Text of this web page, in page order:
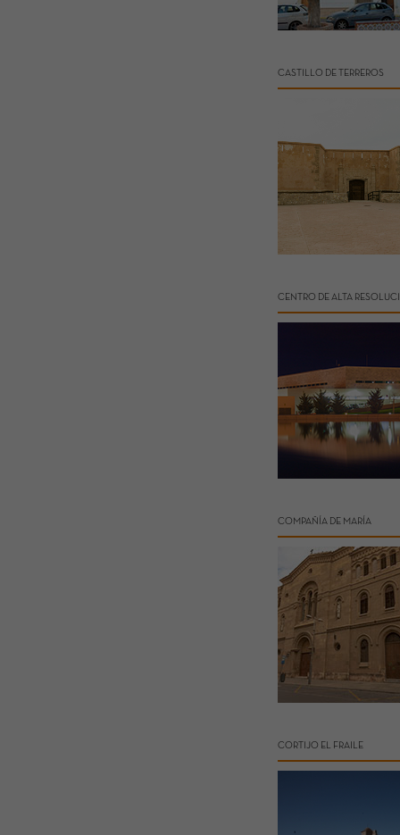
CASTILLO DE TERREROS
CENTRO DE ALTA
COMPAÑÍA DE MARÍA
CORTIJO EL FRAILE